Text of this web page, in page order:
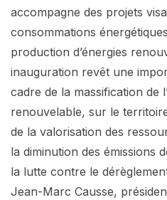
accompagne des projets
consommations
production d’énergies
inauguration revêt une
cadre de la massification de
renouvelable, sur le
de la valorisation des
la diminution des émissions
la lutte contre le
Jean-Marc Causse,